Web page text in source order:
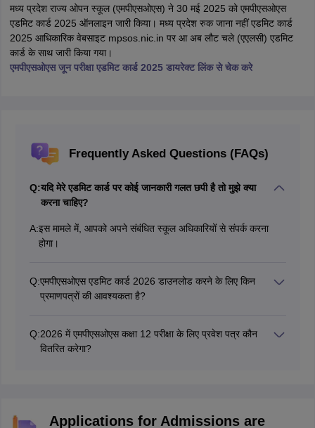
मध्य प्रदेश राज्य ओपन स्कूल (एमपीएसओएस) ने 30 मई 2025 को एमपीएसओएस
एडमिट कार्ड 2025 ऑनलाइन जारी किया। मध्य प्रदेश रुक जाना नहीं एडमिट कार्ड
2025 आधिकारिक वेबसाइट mpsos.nic.in पर आ अब लौट चले (एएलसी) एडमिट
कार्ड के साथ जारी किया गया।
एमपीएसओएस जून परीक्षा एडमिट कार्ड 2025 डायरेक्ट लिंक से चेक करे
Frequently Asked Questions (FAQs)
Q:यदि मेरे एडमिट कार्ड पर कोई जानकारी गलत छपी है तो मुझे क्या
करना चाहिए?
A:इस मामले में, आपको अपने संबंधित स्कूल अधिकारियों से संपर्क करना
होगा।
Q:एमपीएसओएस एडमिट कार्ड 2026 डाउनलोड करने के लिए किन
प्रमाणपत्रों की आवश्यकता है?
Q:2026 में एमपीएसओएस कक्षा 12 परीक्षा के लिए प्रवेश पत्र कौन
वितरित करेगा?
Applications for Admissions are